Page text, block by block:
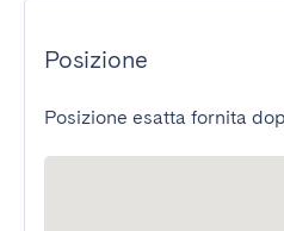
Posizione
Posizione esatta fornita